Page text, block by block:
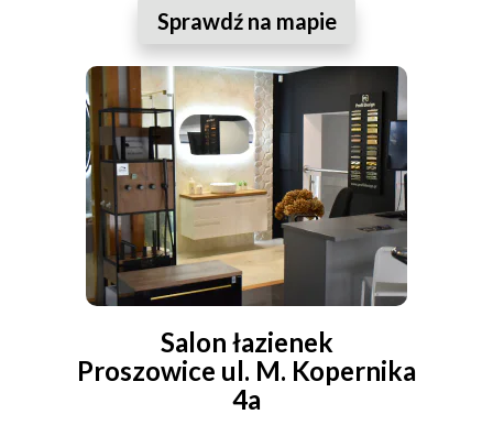
Sprawdź na mapie
Salon łazienek
Proszowice ul. M. Kopernika
4a